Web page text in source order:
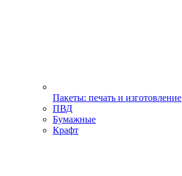
Пакеты: печать и изготовление
ПВД
Бумажные
Крафт